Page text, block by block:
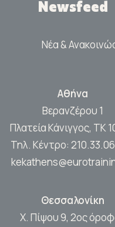
Newsfeed
Νέα &
Αθήνα
Βερανζέρου 1
Πλατεία Κάνιγγος, ΤΚ
Τηλ. Κέντρο:
Θεσσαλονίκη
Χ. Πίψου 9, 2ος